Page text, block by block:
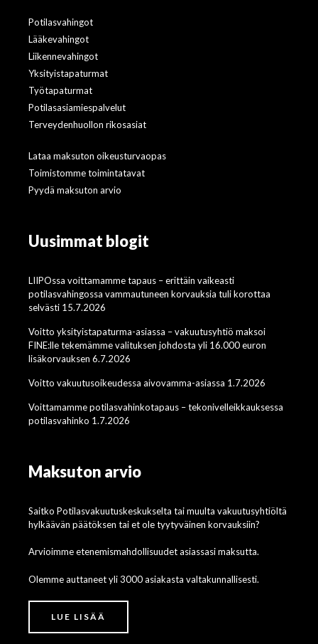
Potilasvahingot
Lääkevahingot
Liikennevahingot
Yksityistapaturmat
Työtapaturmat
Potilasasiamiespalvelut
Terveydenhuollon rikosasiat
Lataa maksuton oikeusturvaopas
Toimistomme toimintatavat
Pyydä maksuton arvio
Uusimmat blogit
LIIPOssa voittamamme tapaus – erittäin vaikeasti
potilasvahingossa vammautuneen korvauksia tuli korottaa
selvästi 15.7.2026
Voitto yksityistapaturma-asiassa – vakuutusyhtiö maksoi
FINE:lle tekemämme valituksen johdosta yli 16.000 euron
lisäkorvauksen 6.7.2026
Voitto vakuutusoikeudessa aivovamma-asiassa 1.7.2026
Voittamamme potilasvahinkotapaus – tekonivelleikkauksessa
potilasvahinko 1.7.2026
Maksuton arvio
Saitko Potilasvakuutuskeskukselta tai muulta vakuutusyhtiöltä
hylkäävän päätöksen tai et ole tyytyväinen korvauksiin?
Arvioimme etenemismahdollisuudet asiassasi maksutta.
Olemme auttaneet yli 3000 asiakasta valtakunnallisesti.
LUE LISÄÄ